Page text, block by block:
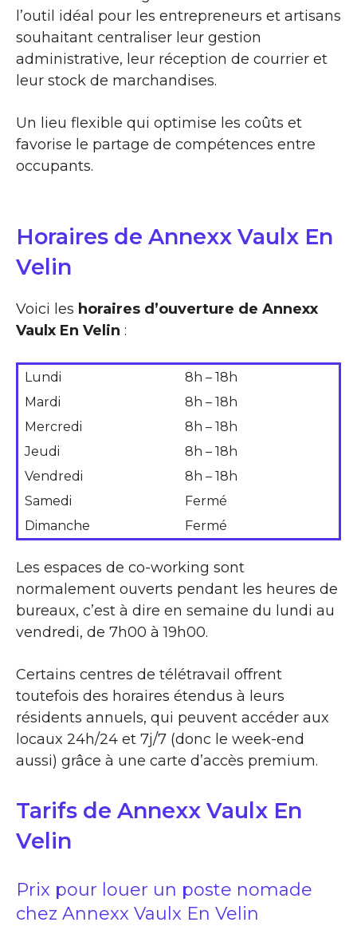
l’outil idéal pour les entrepreneurs et artisans
souhaitant centraliser leur gestion
administrative, leur réception de courrier et
leur stock de marchandises.
Un lieu flexible qui optimise les coûts et
favorise le partage de compétences entre
occupants.
Horaires de Annexx Vaulx En
Velin
Voici les horaires d’ouverture de Annexx
Vaulx En Velin :
Lundi
8h – 18h
Mardi
8h – 18h
Mercredi
8h – 18h
Jeudi
8h – 18h
Vendredi
8h – 18h
Samedi
Fermé
Dimanche
Fermé
Les espaces de co-working sont
normalement ouverts pendant les heures de
bureaux, c’est à dire en semaine du lundi au
vendredi, de 7h00 à 19h00.
Certains centres de télétravail offrent
toutefois des horaires étendus à leurs
résidents annuels, qui peuvent accéder aux
locaux 24h/24 et 7j/7 (donc le week-end
aussi) grâce à une carte d’accès premium.
Tarifs de Annexx Vaulx En
Velin
Prix pour louer un poste nomade
chez Annexx Vaulx En Velin